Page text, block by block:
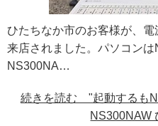
ひたちなか市のお客様が、
来店されました。パソコン
NS300NA…
続きを読む "起動するも
NS300NAW